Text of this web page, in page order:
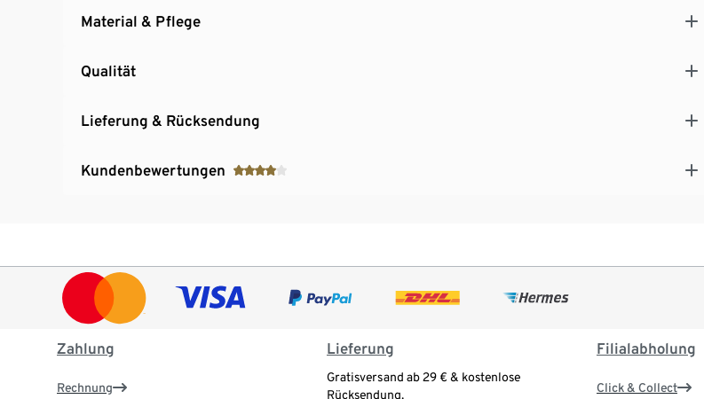
Material & Pflege
Qualität
Lieferung & Rücksendung
Kundenbewertungen
Zahlung
Rechnung
Lieferung
Gratisversand ab 29 € & kostenlose
Rücksendung.
Filialabholung
Click & Collect